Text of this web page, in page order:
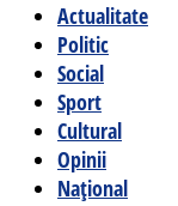
Actualitate
Politic
Social
Sport
Cultural
Opinii
Național